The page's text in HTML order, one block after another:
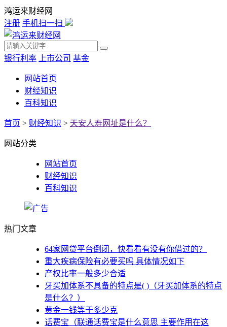
鸿运来财经网
注册 手机扫一扫
银行利率 上市公司 基金
网站首页
财经知识
百科知识
首页 > 财经知识 > 天安人寿网址是什么？
网站分类
网站首页
财经知识
百科知识
热门文章
64家网贷平台倒闭，快看看有没有你借过的？
重大疾病保险有必要买吗 具体情况如下
产权比率一般多少合适
牙买加体系不具备的特点是( )（牙买加体系的特点
是什么？）
黄金一钱等于多少克
话费宝（联通话费宝是什么意思 主要作用在这